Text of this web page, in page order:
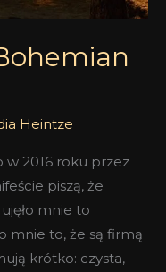
Heintze
w 2016 roku przez
piszą, że
mnie to
mnie to, że są firmą
krótko: czysta,